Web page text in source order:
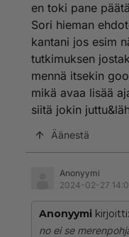
en toki pane
Sori hieman
kantani jos esim
tutkimuksen
mennä itsekin
mikä avaa lisää
siitä jokin
Äänestä
Anonyymi
2024-02-27
Anonyymi kirjoitti:
no ei se